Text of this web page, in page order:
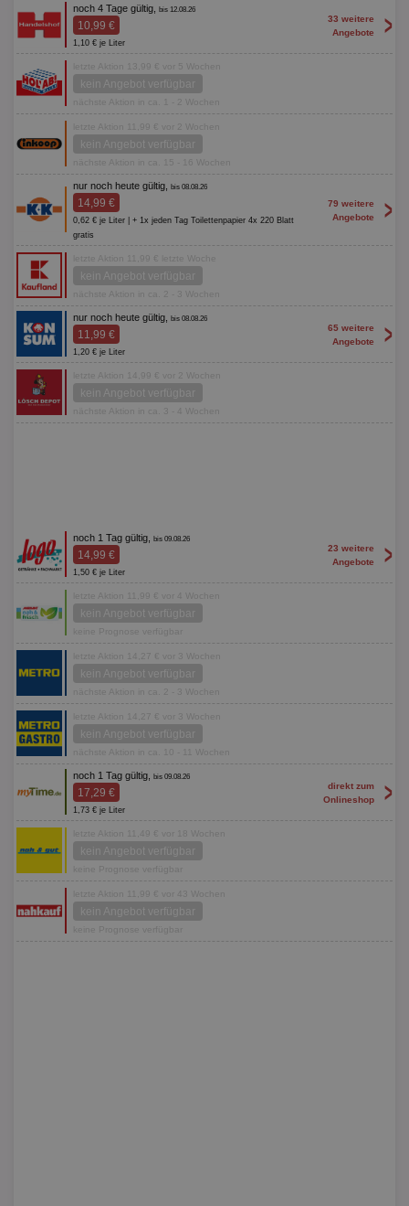
noch 4 Tage gültig, bis 12.08.26
10,99 €
1,10 € je Liter
33 weitere
Angebote
>
letzte Aktion 13,99 € vor 5 Wochen
kein Angebot verfügbar
nächste Aktion in ca. 1 - 2 Wochen
letzte Aktion 11,99 € vor 2 Wochen
kein Angebot verfügbar
nächste Aktion in ca. 15 - 16 Wochen
nur noch heute gültig, bis 08.08.26
14,99 €
0,62 € je Liter | + 1x jeden Tag Toilettenpapier 4x 220 Blatt
gratis
79 weitere
Angebote
>
letzte Aktion 11,99 € letzte Woche
kein Angebot verfügbar
nächste Aktion in ca. 2 - 3 Wochen
nur noch heute gültig, bis 08.08.26
11,99 €
1,20 € je Liter
65 weitere
Angebote
>
letzte Aktion 14,99 € vor 2 Wochen
kein Angebot verfügbar
nächste Aktion in ca. 3 - 4 Wochen
noch 1 Tag gültig, bis 09.08.26
14,99 €
1,50 € je Liter
23 weitere
Angebote
>
letzte Aktion 11,99 € vor 4 Wochen
kein Angebot verfügbar
keine Prognose verfügbar
letzte Aktion 14,27 € vor 3 Wochen
kein Angebot verfügbar
nächste Aktion in ca. 2 - 3 Wochen
letzte Aktion 14,27 € vor 3 Wochen
kein Angebot verfügbar
nächste Aktion in ca. 10 - 11 Wochen
noch 1 Tag gültig, bis 09.08.26
17,29 €
1,73 € je Liter
direkt zum
Onlineshop
>
letzte Aktion 11,49 € vor 18 Wochen
kein Angebot verfügbar
keine Prognose verfügbar
letzte Aktion 11,99 € vor 43 Wochen
kein Angebot verfügbar
keine Prognose verfügbar